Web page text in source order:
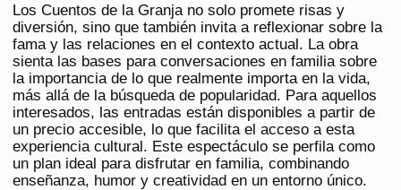
Los Cuentos de la Granja no solo promete risas y
diversión, sino que también invita a reflexionar sobre la
fama y las relaciones en el contexto actual. La obra
sienta las bases para conversaciones en familia sobre
la importancia de lo que realmente importa en la vida,
más allá de la búsqueda de popularidad. Para aquellos
interesados, las entradas están disponibles a partir de
un precio accesible, lo que facilita el acceso a esta
experiencia cultural. Este espectáculo se perfila como
un plan ideal para disfrutar en familia, combinando
enseñanza, humor y creatividad en un entorno único.